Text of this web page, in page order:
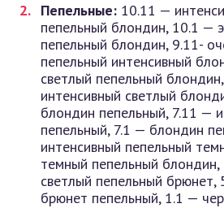
Пепельные: 10.11 —
пепельный блондин, 10.1 —
пепельный блондин, 9.11-
пепельный интенсивный
светлый пепельный
интенсивный светлый
блондин пепельный, 7.11 —
пепельный, 7.1 — блондин
интенсивный пепельный
темный пепельный
светлый пепельный брюнет,
брюнет пепельный, 1.1 —